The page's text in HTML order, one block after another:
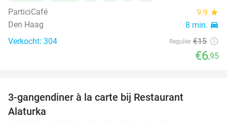
ParticiCafé
9.9 star
Den Haag 8 min. directions_car
Verkocht: 304 Regulier €15
€6,95
3-gangendiner à la carte bij Restaurant
Alaturka